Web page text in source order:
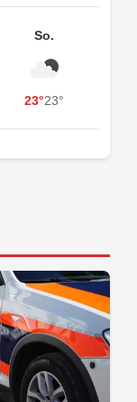
So.
23°23°